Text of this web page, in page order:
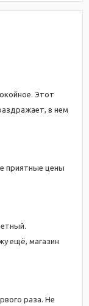
Этот
в нем
приятные цены
ещё, магазин
раза. Не